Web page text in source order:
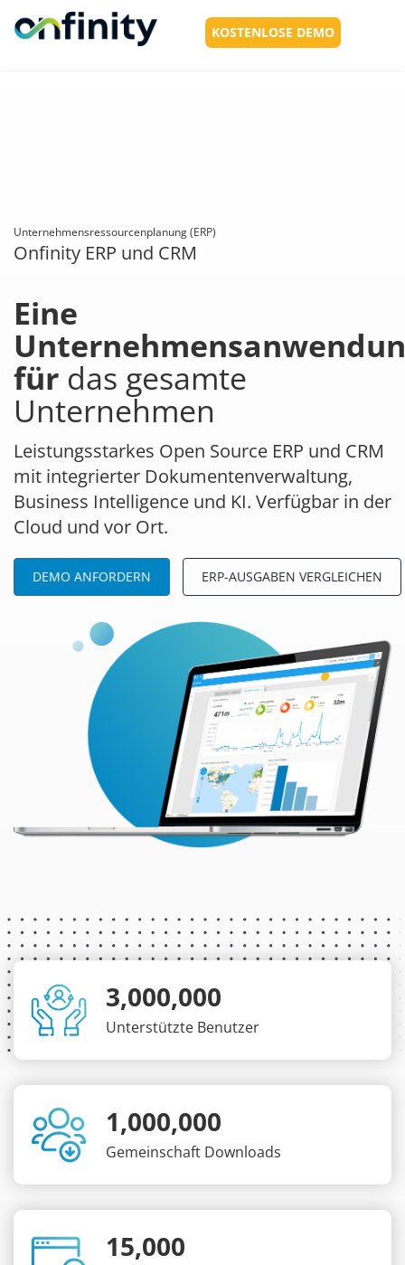
KOSTENLOSE DEMO
Unternehmensressourcenplanung (ERP)
Onfinity ERP und CRM
Eine
für das gesamte
Unternehmen
Leistungsstarkes Open Source ERP und CRM
mit integrierter Dokumentenverwaltung,
Business Intelligence und KI. Verfügbar in der
Cloud und vor Ort.
DEMO ANFORDERN ERP-AUSGABEN VERGLEICHEN
3,000,000
Unterstützte Benutzer
1,000,000
Gemeinschaft Downloads
15,000